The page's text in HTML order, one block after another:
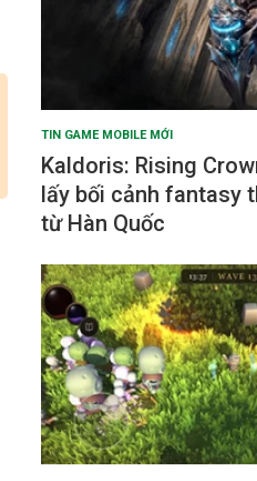
TIN GAME MOBILE MỚI
Kaldoris: Rising
lấy bối cảnh fantasy
từ Hàn Quốc